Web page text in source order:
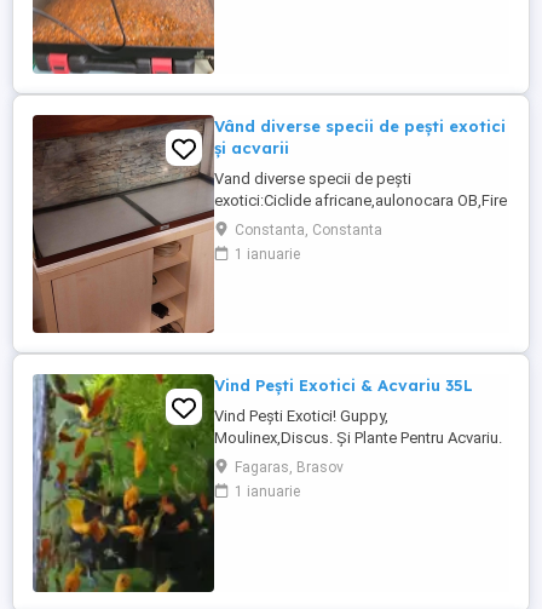
Vând diverse specii de pești exotici
și acvarii
Vand diverse specii de pești
exotici:Ciclide africane,aulonocara OB,Fire
fish,ciclide americane,carasi
aurii,ancistrusi normali si voalati pui și
maturi plecostomusi,gibicepsi 37
albi ...
Constanta, Constanta
1 ianuarie
Vind Pești Exotici & Acvariu 35L
Vind Pești Exotici! Guppy,
Moulinex,Discus. Și Plante Pentru Acvariu.
Fagaras, Brasov
1 ianuarie